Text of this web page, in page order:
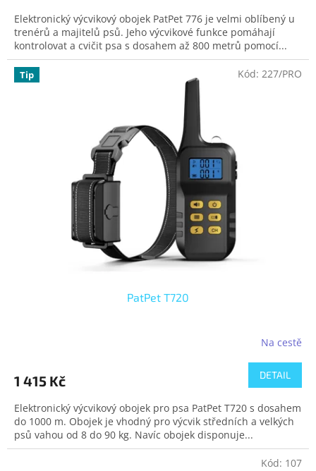
Elektronický výcvikový obojek PatPet 776 je velmi oblíbený u
trenérů a majitelů psů. Jeho výcvikové funkce pomáhají
kontrolovat a cvičit psa s dosahem až 800 metrů pomocí...
Tip
PatPet T720
Na cestě
1 415 Kč DETAIL
Elektronický výcvikový obojek pro psa PatPet T720 s dosahem
do 1000 m. Obojek je vhodný pro výcvik středních a velkých
psů vahou od 8 do 90 kg. Navíc obojek disponuje...
Kód: 227/PRO
Kód: 107